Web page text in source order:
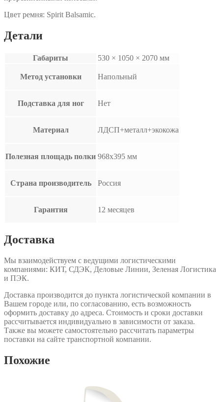
Цвет ремня: Spirit Balsamic.
Детали
Габариты 530 × 1050 × 2070 мм
Метод установки Напольный
Подставка для ног Нет
Материал ЛДСП+металл+экокожа
Полезная площадь полки 968х395 мм
Страна производитель Россия
Гарантия 12 месяцев
Доставка
Мы взаимодействуем с ведущими логистическими
компаниями: КИТ, СДЭК, Деловые Линии, Зеленая Логистика
и ПЭК.
Доставка производится до пункта логистической компании в
Вашем городе или, по согласованию, есть возможность
оформить доставку до адреса. Стоимость и сроки доставки
рассчитывается индивидуально в зависимости от заказа.
Также вы можете самостоятельно рассчитать параметры
поставки на сайте транспортной компании.
Похожие